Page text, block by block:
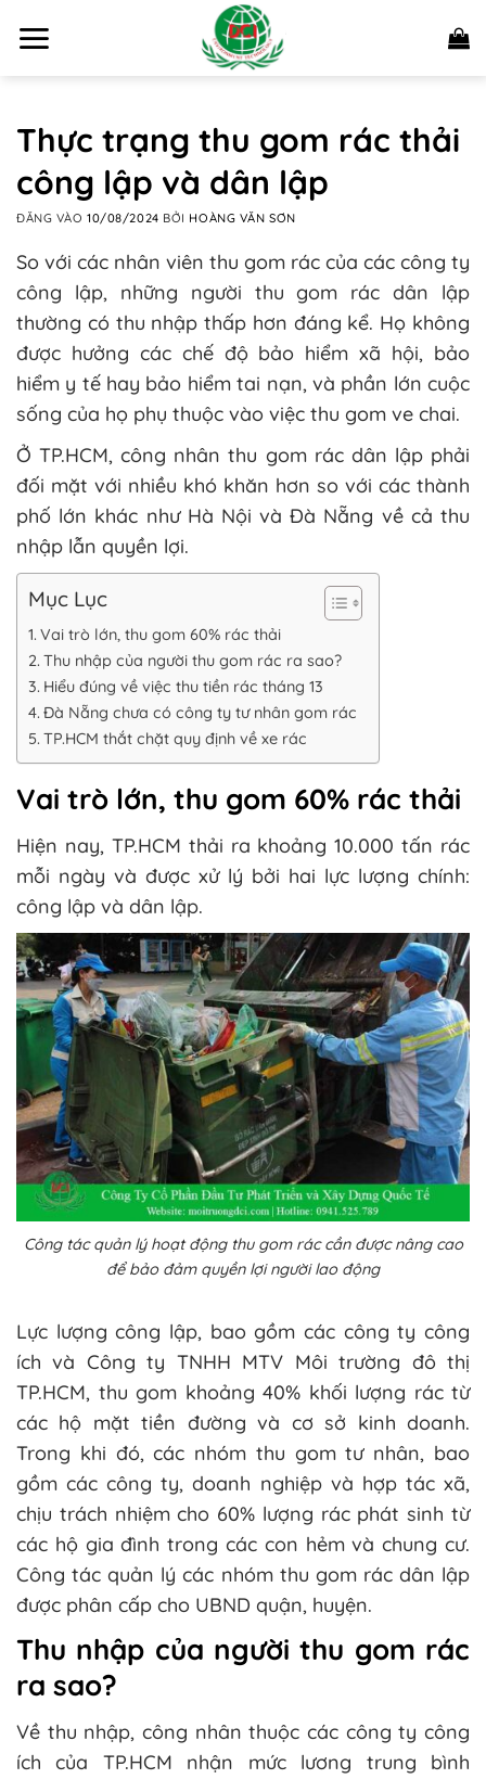
qua
Thực trạng thu gom rác thải
công lập và dân lập
ĐĂNG VÀO10/08/2024 BỞI HOÀNG VĂN SƠN
So với các nhân viên thu gom rác của các công ty
công lập, những người thu gom rác dân lập
thường có thu nhập thấp hơn đáng kể. Họ không
được hưởng các chế độ bảo hiểm xã hội, bảo
hiểm y tế hay bảo hiểm tai nạn, và phần lớn cuộc
sống của họ phụ thuộc vào việc thu gom ve chai.
Ở TP.HCM, công nhân thu gom rác dân lập phải
đối mặt với nhiều khó khăn hơn so với các thành
phố lớn khác như Hà Nội và Đà Nẵng về cả thu
nhập lẫn quyền lợi.
Mục Lục
Vai trò lớn, thu gom 60% rác thải
Thu nhập của người thu gom rác ra sao?
Hiểu đúng về việc thu tiền rác tháng 13
Đà Nẵng chưa có công ty tư nhân gom rác
TP.HCM thắt chặt quy định về xe rác
Vai trò lớn, thu gom 60% rác thải
Hiện nay, TP.HCM thải ra khoảng 10.000 tấn rác
mỗi ngày và được xử lý bởi hai lực lượng chính:
công lập và dân lập.
Công tác quản lý hoạt động thu gom rác cần được nâng cao
để bảo đảm quyền lợi người lao động
Lực lượng công lập, bao gồm các công ty công
ích và Công ty TNHH MTV Môi trường đô thị
TP.HCM, thu gom khoảng 40% khối lượng rác từ
các hộ mặt tiền đường và cơ sở kinh doanh.
Trong khi đó, các nhóm thu gom tư nhân, bao
gồm các công ty, doanh nghiệp và hợp tác xã,
chịu trách nhiệm cho 60% lượng rác phát sinh từ
các hộ gia đình trong các con hẻm và chung cư.
Công tác quản lý các nhóm thu gom rác dân lập
được phân cấp cho UBND quận, huyện.
Thu nhập của người thu gom rác
ra sao?
Về thu nhập, công nhân thuộc các công ty công
ích của TP.HCM nhận mức lương trung bình